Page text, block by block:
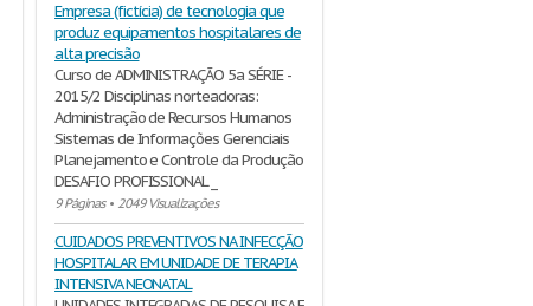
Empresa (fictícia) de tecnologia que
produz equipamentos hospitalares de
alta precisão
Curso de ADMINISTRAÇÃO 5a SÉRIE -
2015/2 Disciplinas norteadoras:
Administração de Recursos Humanos
Sistemas de Informações Gerenciais
Planejamento e Controle da Produção
DESAFIO PROFISSIONAL _
9 Páginas• 2049 Visualizações
CUIDADOS PREVENTIVOS NA INFECÇÃO
HOSPITALAR EM UNIDADE DE TERAPIA
INTENSIVA NEONATAL